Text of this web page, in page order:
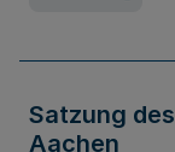
Satzung
Aachen